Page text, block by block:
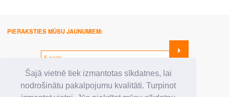
Šajā vietnē tiek izmantotas sīkdatnes, lai
nodrošinātu pakalpojumu kvalitāti. Turpinot
PIERAKSTIES MŪSU JAUNUMIEM:
SEKO MUMS: